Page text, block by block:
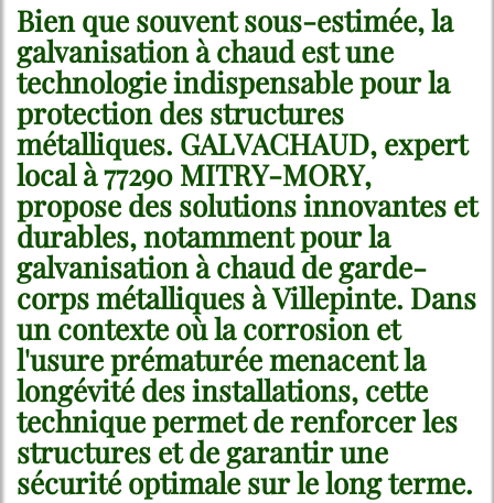
Bien que souvent sous-estimée, la
galvanisation à chaud est une
technologie indispensable pour la
protection des structures
métalliques. GALVACHAUD, expert
local à 77290 MITRY-MORY,
propose des solutions innovantes et
durables, notamment pour la
galvanisation à chaud de garde-
corps métalliques à Villepinte. Dans
un contexte où la corrosion et
l'usure prématurée menacent la
longévité des installations, cette
technique permet de renforcer les
structures et de garantir une
sécurité optimale sur le long terme.